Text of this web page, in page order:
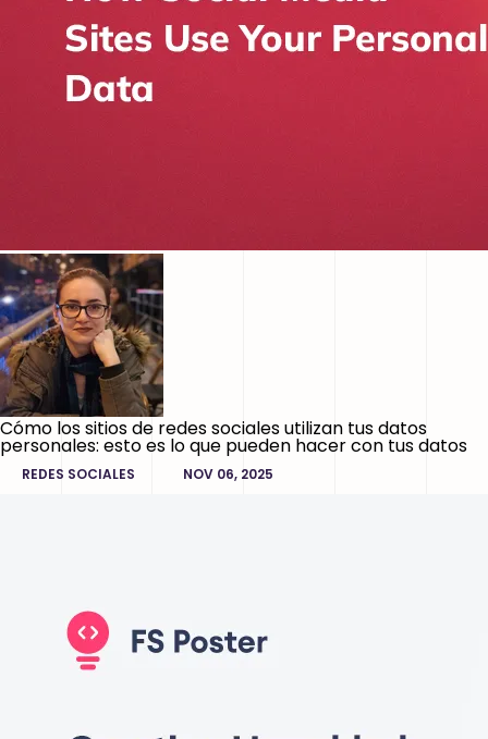
Cómo los sitios de redes sociales utilizan tus datos
personales: esto es lo que pueden hacer con tus datos
REDES SOCIALES NOV 06, 2025